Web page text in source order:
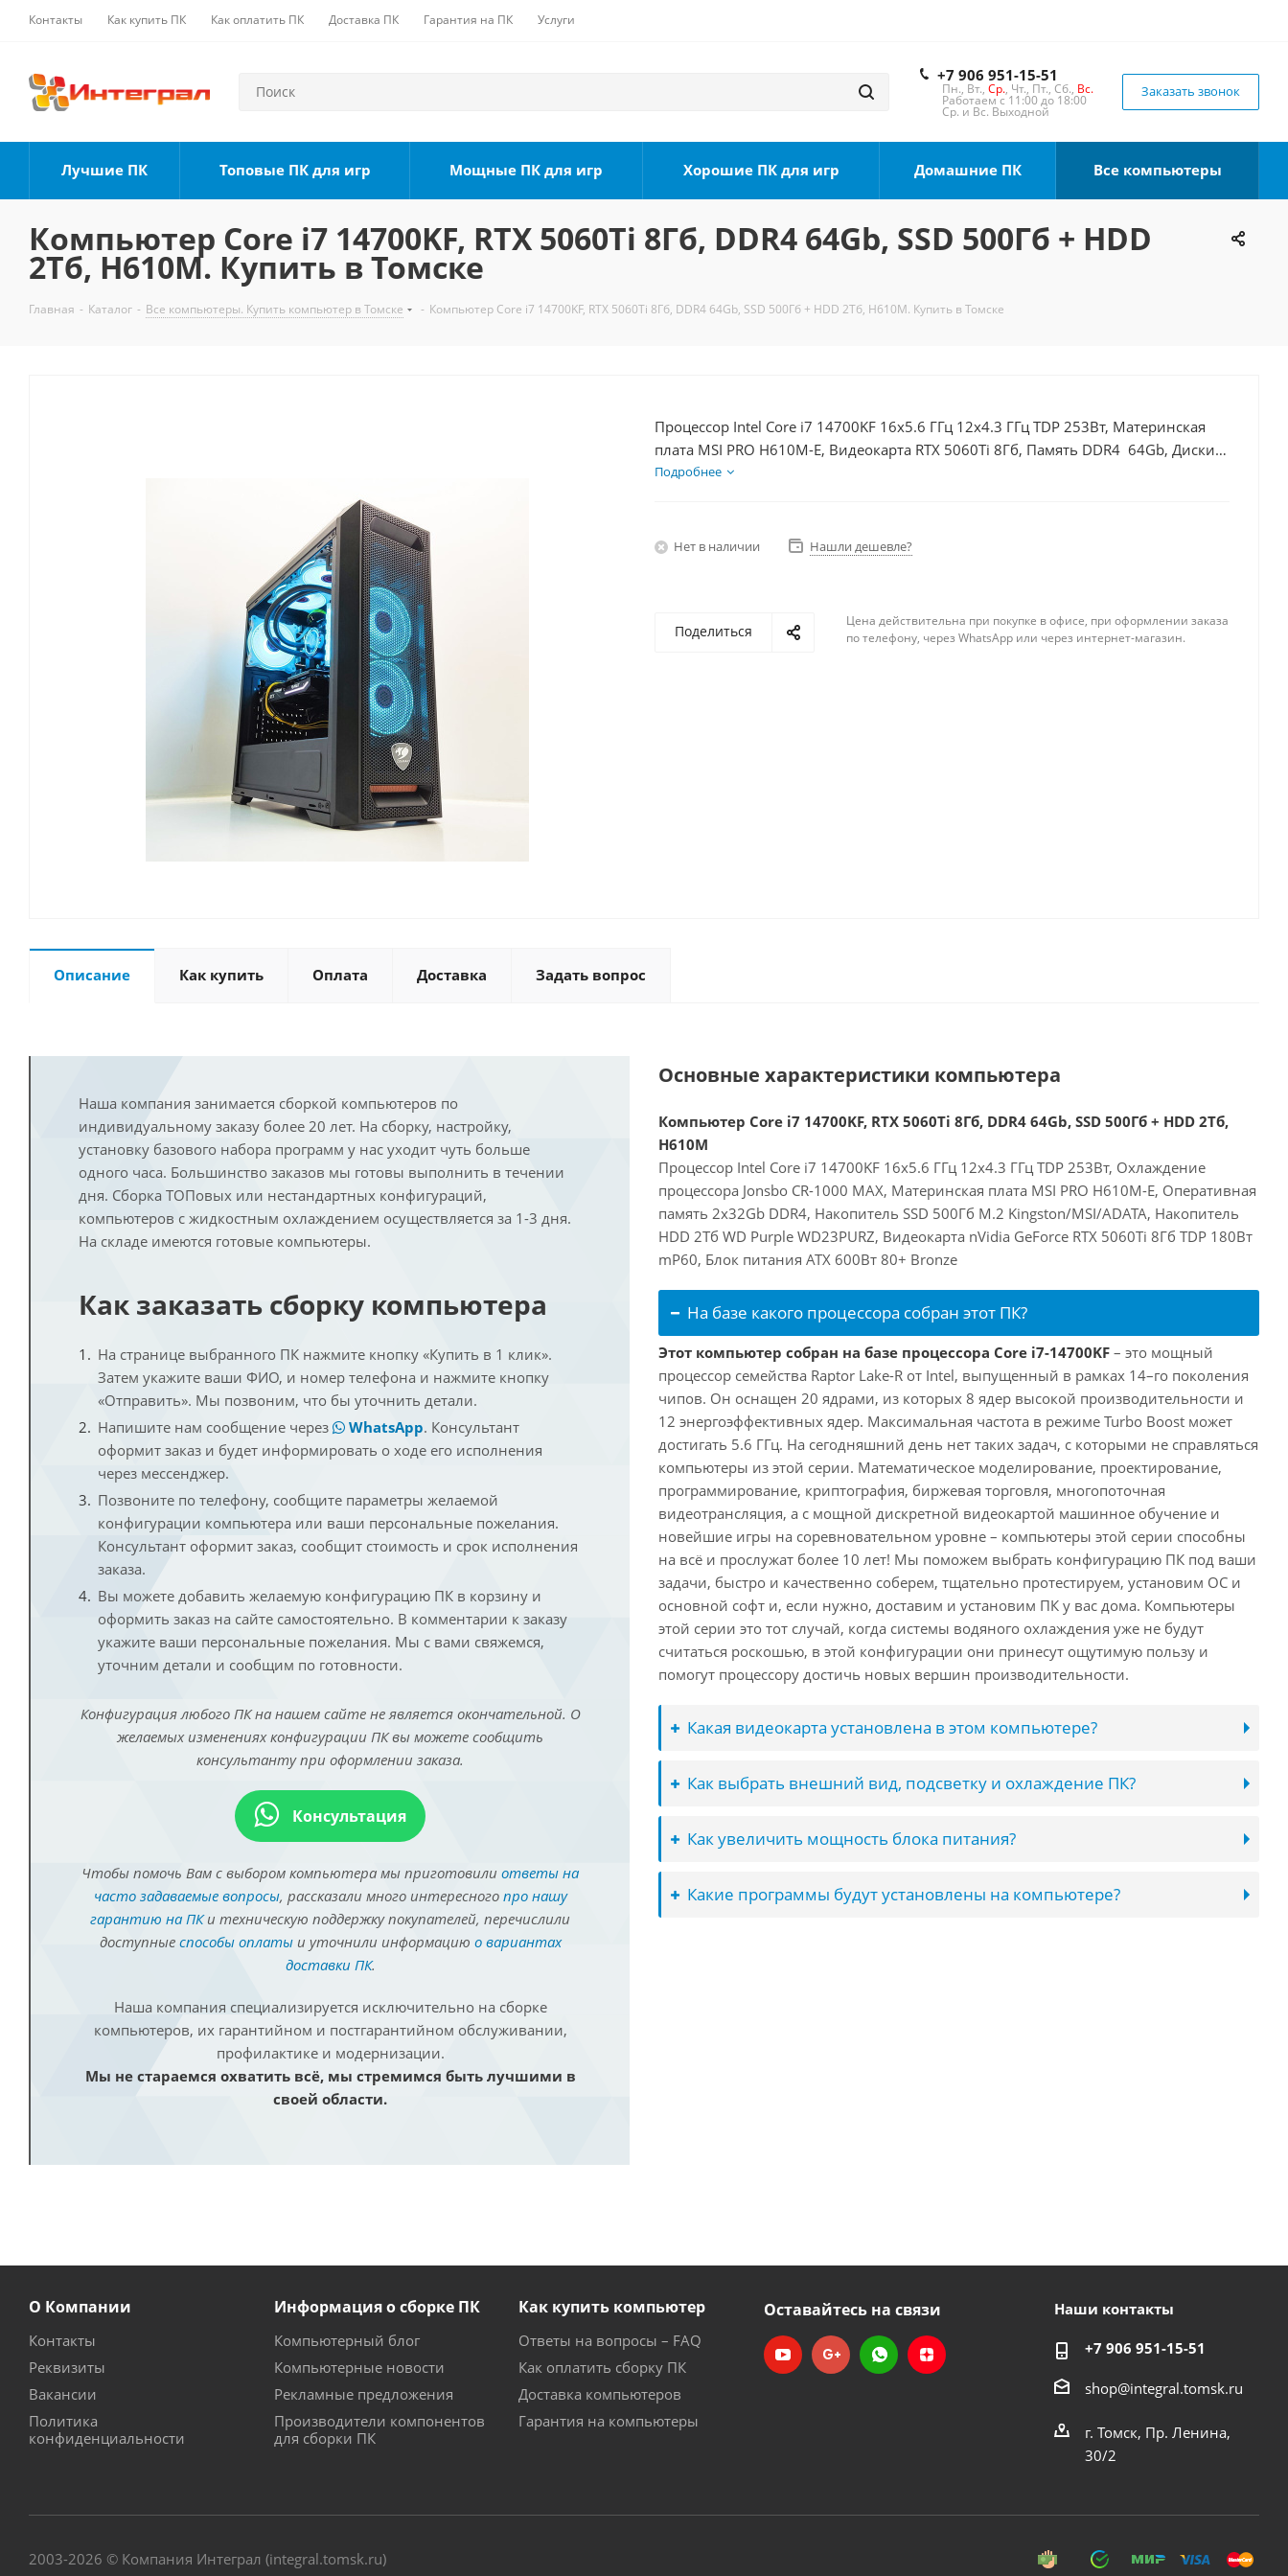
Контакты Как купить ПК Как оплатить ПК Доставка ПК Гарантия на ПК Услуги
+7 906 951-15-51
Пн., Вт., Ср., Чт., Пт., Сб., Вс.
Работаем с 11:00 до 18:00
Ср. и Вс. Выходной
Заказать звонок
Лучшие ПК Топовые ПК для игр Мощные ПК для игр Хорошие ПК для игр Домашние ПК Все компьютеры
Компьютер Core i7 14700KF, RTX 5060Ti 8Гб, DDR4 64Gb, SSD 500Гб + HDD
2Тб, H610M. Купить в Томске
Главная - Каталог - Все компьютеры. Купить компьютер в Томске - Компьютер Core i7 14700KF, RTX 5060Ti 8Гб, DDR4 64Gb, SSD 500Гб + HDD 2Тб, H610M. Купить в Томске
Процессор Intel Core i7 14700KF 16x5.6 ГГц 12x4.3 ГГц TDP 253Вт, Материнская
плата MSI PRO H610M-E, Видеокарта RTX 5060Ti 8Гб, Память DDR4 64Gb, Диски
SSD 500Гб + HDD 2Тб, БП 600Вт
Подробнее
Нет в наличии Нашли дешевле?
Поделиться
Цена действительна при покупке в офисе, при оформлении заказа
по телефону, через WhatsApp или через интернет-магазин.
Описание Как купить Оплата Доставка Задать вопрос
Наша компания занимается сборкой компьютеров по
индивидуальному заказу более 20 лет. На сборку, настройку,
установку базового набора программ у нас уходит чуть больше
одного часа. Большинство заказов мы готовы выполнить в течении
дня. Сборка ТОПовых или нестандартных конфигураций,
компьютеров с жидкостным охлаждением осуществляется за 1-3 дня.
На складе имеются готовые компьютеры.
Как заказать сборку компьютера
На странице выбранного ПК нажмите кнопку «Купить в 1 клик».
Затем укажите ваши ФИО, и номер телефона и нажмите кнопку
«Отправить». Мы позвоним, что бы уточнить детали.
Напишите нам сообщение через
WhatsApp. Консультант
оформит заказ и будет информировать о ходе его исполнения
через мессенджер.
Позвоните по телефону, сообщите параметры желаемой
конфигурации компьютера или ваши персональные пожелания.
Консультант оформит заказ, сообщит стоимость и срок исполнения
заказа.
Вы можете добавить желаемую конфигурацию ПК в корзину и
оформить заказ на сайте самостоятельно. В комментарии к заказу
укажите ваши персональные пожелания. Мы с вами свяжемся,
уточним детали и сообщим по готовности.
Конфигурация любого ПК на нашем сайте не является окончательной. О
желаемых изменениях конфигурации ПК вы можете сообщить
консультанту при оформлении заказа.
Консультация
Чтобы помочь Вам с выбором компьютера мы приготовили ответы на
часто задаваемые вопросы, рассказали много интересного про нашу
гарантию на ПКи техническую поддержку покупателей, перечислили
доступные способы оплатыи уточнили информацию о вариантах
доставки ПК.
Наша компания специализируется исключительно на сборке
компьютеров, их гарантийном и постгарантийном обслуживании,
профилактике и модернизации.
Мы не стараемся охватить всё, мы стремимся быть лучшими в
своей области.
Основные характеристики компьютера
Компьютер Core i7 14700KF, RTX 5060Ti 8Гб, DDR4 64Gb, SSD 500Гб + HDD 2Тб,
H610M
Процессор Intel Core i7 14700KF 16x5.6 ГГц 12x4.3 ГГц TDP 253Вт, Охлаждение
процессора Jonsbo CR-1000 MAX, Материнская плата MSI PRO H610M-E, Оперативная
память 2x32Gb DDR4, Накопитель SSD 500Гб M.2 Kingston/MSI/ADATA, Накопитель
HDD 2Тб WD Purple WD23PURZ, Видеокарта nVidia GeForce RTX 5060Ti 8Гб TDP 180Вт
mP60, Блок питания ATX 600Вт 80+ Bronze
На базе какого процессора собран этот ПК?
Этот компьютер собран на базе процессора Core i7-14700KF – это мощный
процессор семейства Raptor Lake-R от Intel, выпущенный в рамках 14–го поколения
чипов. Он оснащен 20 ядрами, из которых 8 ядер высокой производительности и
12 энергоэффективных ядер. Максимальная частота в режиме Turbo Boost может
достигать 5.6 ГГц. На сегодняшний день нет таких задач, с которыми не справляться
компьютеры из этой серии. Математическое моделирование, проектирование,
программирование, криптография, биржевая торговля, многопоточная
видеотрансляция, а с мощной дискретной видеокартой машинное обучение и
новейшие игры на соревновательном уровне – компьютеры этой серии способны
на всё и прослужат более 10 лет! Мы поможем выбрать конфигурацию ПК под ваши
задачи, быстро и качественно соберем, тщательно протестируем, установим ОС и
основной софт и, если нужно, доставим и установим ПК у вас дома. Компьютеры
этой серии это тот случай, когда системы водяного охлаждения уже не будут
считаться роскошью, в этой конфигурации они принесут ощутимую пользу и
помогут процессору достичь новых вершин производительности.
Какая видеокарта установлена в этом компьютере?
Как выбрать внешний вид, подсветку и охлаждение ПК?
Как увеличить мощность блока питания?
Какие программы будут установлены на компьютере?
О Компании
Контакты
Реквизиты
Вакансии
Политика
конфиденциальности
Информация о сборке ПК
Компьютерный блог
Компьютерные новости
Рекламные предложения
Производители компонентов
для сборки ПК
Как купить компьютер
Ответы на вопросы – FAQ
Как оплатить сборку ПК
Доставка компьютеров
Гарантия на компьютеры
Оставайтесь на связи Наши контакты
+7 906 951-15-51
shop@integral.tomsk.ru
г. Томск, Пр. Ленина,
30/2
2003-2026 © Компания Интеграл (integral.tomsk.ru)